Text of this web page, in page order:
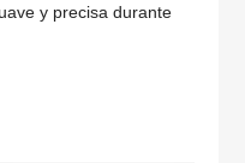
y precisa durante